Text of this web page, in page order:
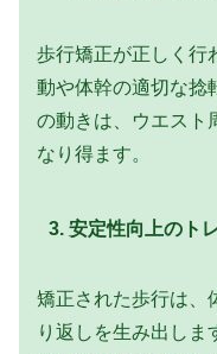
歩行矯正が正しく行
動や体幹の適切な捻
の動きは、ウエスト
なり得ます。
3. 安定性向上のト
矯正された歩行は、
り返しを生み出しま